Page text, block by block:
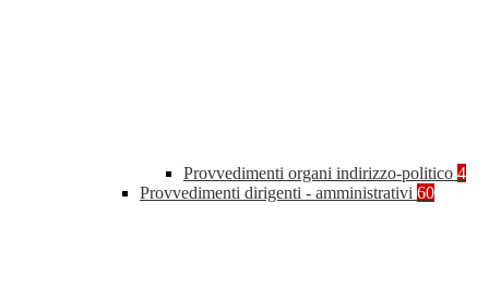
Provvedimenti organi indirizzo-politico 4
Provvedimenti dirigenti - amministrativi 60